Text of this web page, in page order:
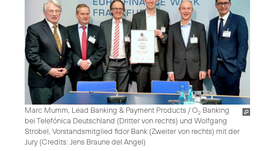
Marc Mumm, Lead Banking & Payment Products / O2 Banking
bei Telefónica Deutschland (Dritter von rechts) und Wolfgang
Strobel, Vorstandsmitglied fidor Bank (Zweiter von rechts) mit der
Jury (Credits: Jens Braune del Angel)